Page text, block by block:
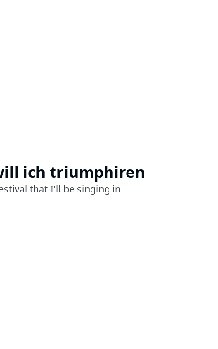
ich triumphiren
that I'll be singing in